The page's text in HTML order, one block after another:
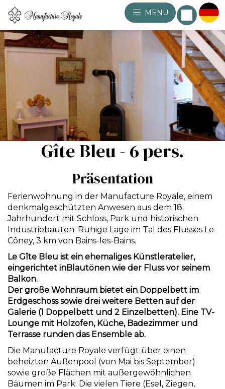
MENÜ
Gîte Bleu - 6 pers.
Präsentation
Ferienwohnung in der Manufacture Royale, einem
denkmalgeschützten Anwesen aus dem 18.
Jahrhundert mit Schloss, Park und historischen
Industriebauten. Ruhige Lage im Tal des Flusses Le
Côney, 3 km von Bains-les-Bains.
Le Gîte Bleu ist ein ehemaliges Künstleratelier,
eingerichtet inBlautönen wie der Fluss vor seinem
Balkon.
Der große Wohnraum bietet ein Doppelbett im
Erdgeschoss sowie drei weitere Betten auf der
Galerie (1 Doppelbett und 2 Einzelbetten). Eine TV-
Lounge mit Holzofen, Küche, Badezimmer und
Terrasse runden das Ensemble ab.
Die Manufacture Royale verfügt über einen
beheizten Außenpool (von Mai bis September)
sowie große Flächen mit außergewöhnlichen
Bäumen im Park. Die vielen Tiere (Esel, Ziegen,